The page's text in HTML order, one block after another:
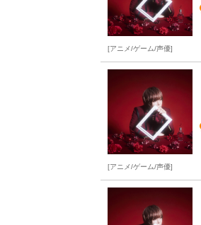
アニメ/ゲーム/声優
アニメ/ゲーム/声優